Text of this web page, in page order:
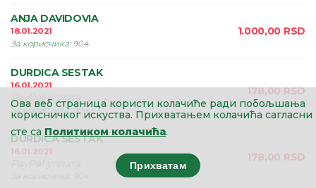
ANJA DAVIDOVIA
18.01.2021
За корисника: 904
1.000,00 RSD
DURDICA SESTAK
16.01.2021
PayPal уплата
За корисника: 904
178,00 RSD
DURDICA SESTAK
16.01.2021
За корисника
178,00 RSD
Ова веб страница користи колачиће ради побољшања
корисничког искуства. Прихватањем колачића сагласни
сте са Политиком колачића.
Прихватам